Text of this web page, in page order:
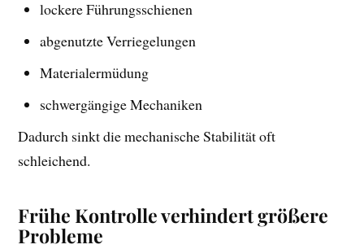
lockere Führungsschienen
abgenutzte Verriegelungen
Materialermüdung
schwergängige Mechaniken
Dadurch sinkt die mechanische Stabilität oft
schleichend.
Frühe Kontrolle verhindert größere
Probleme